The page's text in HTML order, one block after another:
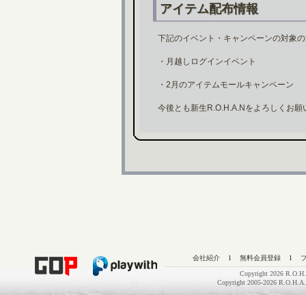
アイテム配布情報
下記のイベント・キャンペーンの対象
・月越しログインイベント
・2月のアイテムモールキャンペーン
今後とも新生R.O.H.A.Nをよろしくお願
会社紹介 l 無料会員登録 l
Copyright 2026
Copyright 2005-2026